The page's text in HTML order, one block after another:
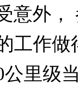
意外
工作
公里级